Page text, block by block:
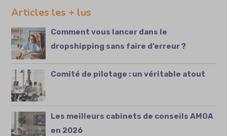
Articles les + lus
Comment vous lancer dans le
dropshipping sans faire d’erreur ?
Comité de pilotage : un véritable atout
Les meilleurs cabinets de conseils AMOA
en 2026